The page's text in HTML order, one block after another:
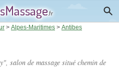
> Alpes-Maritimes > Antibes
salon de massage situé chemin de